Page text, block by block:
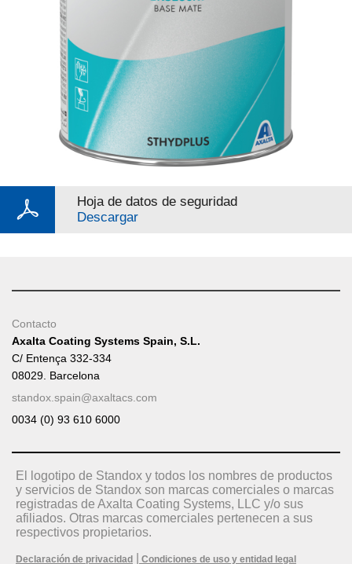
Hoja de datos de seguridad
Descargar
Contacto
Axalta Coating Systems Spain, S.L.
C/ Entença 332-334
08029. Barcelona
standox.spain@axaltacs.com
0034 (0) 93 610 6000
El logotipo de Standox y todos los nombres de productos
y servicios de Standox son marcas comerciales o marcas
registradas de Axalta Coating Systems, LLC y/o sus
afiliados. Otras marcas comerciales pertenecen a sus
respectivos propietarios.
Declaración de privacidad Condiciones de uso y entidad legal